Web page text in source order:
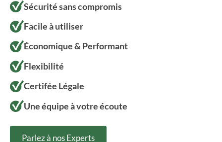
Sécurité sans compromis
Facile à utiliser
Économique & Performant
Flexibilité
Certifée Légale
Une équipe à votre écoute
Parlez à nos Experts